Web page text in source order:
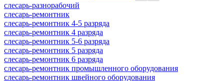
слесарь-разнорабочий
слесарь-ремонтник
слесарь-ремонтник 4-5 разряда
слесарь-ремонтник 4 разряда
слесарь-ремонтник 5-6 разряда
слесарь-ремонтник 5 разряда
слесарь-ремонтник 6 разряда
слесарь-ремонтник промышленного оборудования
слесарь-ремонтник швейного оборудования